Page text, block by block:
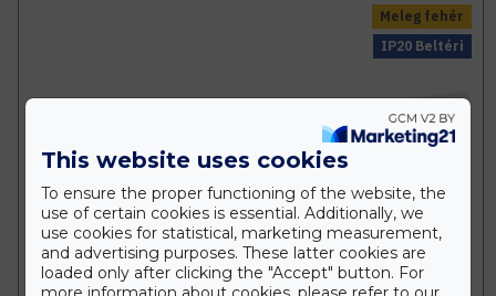
Meleg fehér
IP20 Beltéri
This website uses cookies
To ensure the proper functioning of the website, the
use of certain cookies is essential. Additionally, we
use cookies for statistical, marketing measurement,
and advertising purposes. These latter cookies are
loaded only after clicking the "Accept" button. For